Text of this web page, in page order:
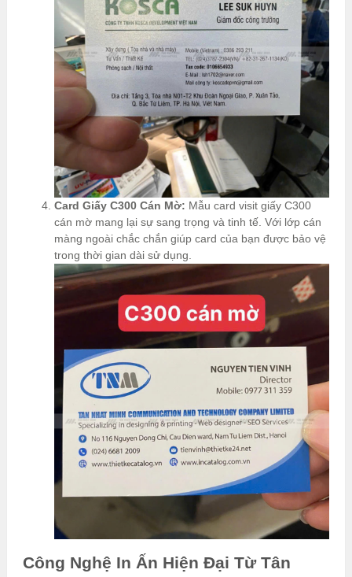
Card Giấy C300 Cán Mờ: Mẫu card visit giấy C300
cán mờ mang lại sự sang trọng và tinh tế. Với lớp cán
màng ngoài chắc chắn giúp card của bạn được bảo vệ
trong thời gian dài sử dụng.
Công Nghệ In Ấn Hiện Đại Từ Tân